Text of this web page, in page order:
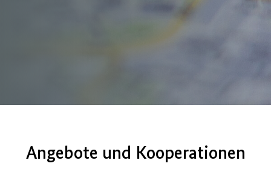
Angebote und Kooperationen